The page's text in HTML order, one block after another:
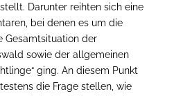
Darunter reihten sich eine
bei denen es um die
Gesamtsituation der
sowie der allgemeinen
ging. An diesem Punkt
die Frage stellen, wie